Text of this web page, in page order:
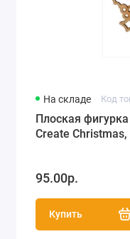
На складе Код
Плоская
Create
95.00р.
Купить